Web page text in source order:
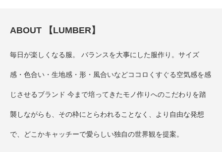
ABOUT 【LUMBER】
毎日が楽しくなる服。 バランスを大事にした服作り。サイズ
感・色合い・生地感・形・風合いなどココロくすぐる空気感を感
じさせるブランド 今まで培ってきたモノ作りへのこだわりを踏
襲しながらも、その枠にとらわれることなく、より自由な発想
で、どこかキャッチーで愛らしい独自の世界観を提案。